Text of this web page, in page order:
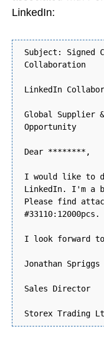
LinkedIn:
Subject: Signed
Collaboration
LinkedIn
Global Supplier
Opportunity
Dear ********,
I would like to
LinkedIn. I'm a
Please find
#33110:12000pcs.
I look forward
Jonathan Spriggs
Sales Director
Storex Trading